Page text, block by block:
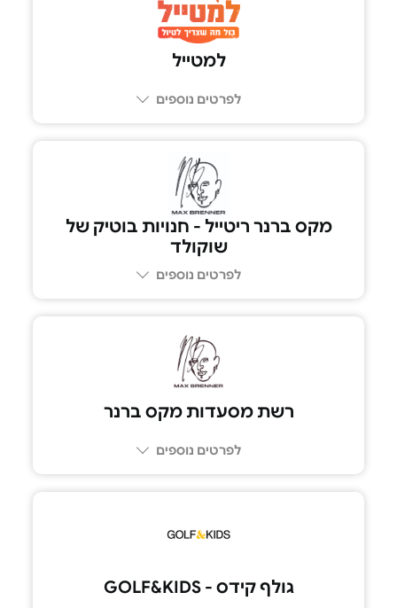
למטייל
לפרטים נוספים
מקס ברנר ריטייל - חנויות בוטיק של
שוקולד
לפרטים נוספים
רשת מסעדות מקס ברנר
לפרטים נוספים
גולף קידס - GOLF&KIDS